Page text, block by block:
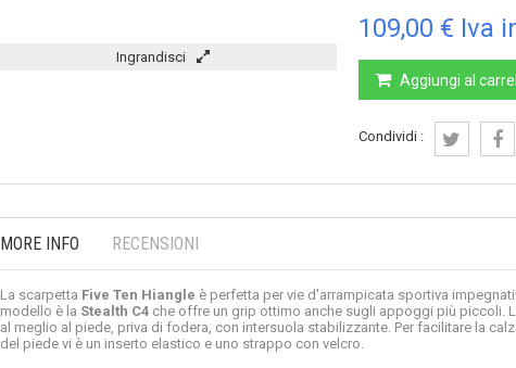
Ingrandisci
109,00 € Iva
Aggiungi al
Condividi :
MORE INFO RECENSIONI
La scarpetta Five Ten Hiangle è perfetta per vie d'arrampicata sportiva
modello è la Stealth C4che offre un grip ottimo anche sugli appoggi più piccoli.
al meglio al piede, priva di fodera, con intersuola stabilizzante. Per facilitare la
del piede vi è un inserto elastico e uno strappo con velcro.